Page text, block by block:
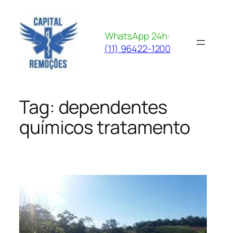
para
conteúdo
WhatsApp 24h:
(11) 96422-1200
Tag: dependentes
químicos tratamento